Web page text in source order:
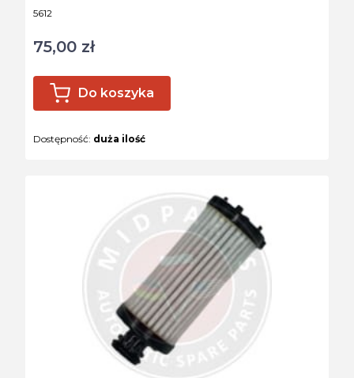
Kod produktu
5612
Cena
75,00 zł
Do koszyka
Dostępność: duża ilość